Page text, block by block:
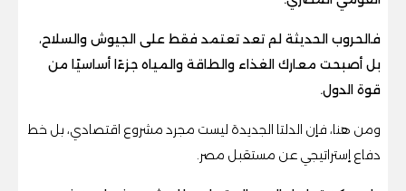
فالحروب الحديثة لم تعد تعتمد فقط على الجيوش والسلاح،
بل أصبحت معارك الغذاء والطاقة والمياه جزءًا أساسيًا من
قوة الدول.
ومن هنا، فإن الدلتا الجديدة ليست مجرد مشروع اقتصادي، بل خط
دفاع إستراتيجي عن مستقبل مصر.